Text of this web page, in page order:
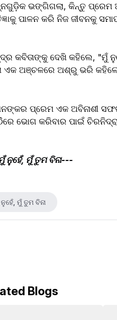
ଭଙ୍ଗିଗଲା, କିନ୍ତୁ ପ୍ରେମ
ପାଳନ କରି ନିଜ ଜୀବନକୁ
କବିତାଙ୍କୁ ଦେଖି କହିଲେ, "ମୁଁ
ଏକ ଅଞ୍ଚଳରେ ଅଶ୍ରୁ ଭରି
ପ୍ରେମ ଏକ ଅବିନାଶୀ
ଭୋଗ କରିବାର ପାଇଁ
ନୁହେଁ, ମୁଁ ତୁମ ବିନା---
ମୁଁ ତୁମ ବିନା
Blogs